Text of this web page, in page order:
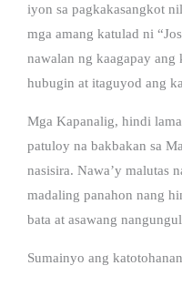
iyon sa pagkakasangkot
mga amang katulad ni
nawalan ng kaagapay
hubugin at itaguyod ang
Mga Kapanalig, hindi
patuloy na bakbakan sa
nasisira. Nawa’y malutas
madaling panahon nang
bata at asawang
Sumainyo ang